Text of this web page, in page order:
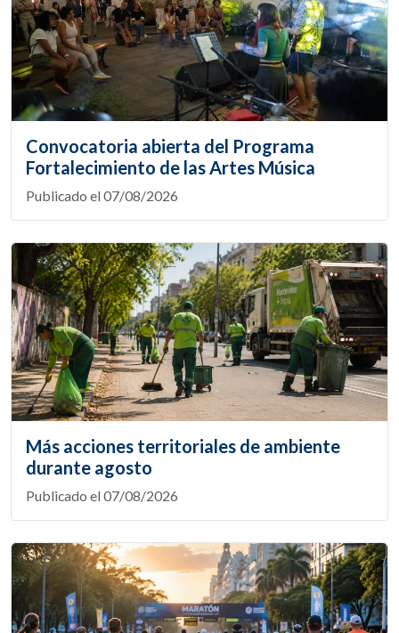
Convocatoria abierta del Programa
Fortalecimiento de las Artes Música
Publicado el 07/08/2026
Más acciones territoriales de ambiente
durante agosto
Publicado el 07/08/2026